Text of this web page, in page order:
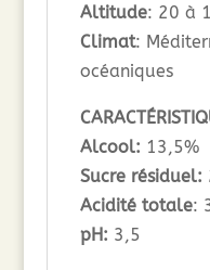
Altitude: 20 à
Climat:
océaniques
Alcool: 13,5%
Sucre résiduel:
Acidité totale:
pH: 3,5